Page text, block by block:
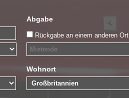
Abgabe
Rückgabe an einem anderen Ort
Wohnort